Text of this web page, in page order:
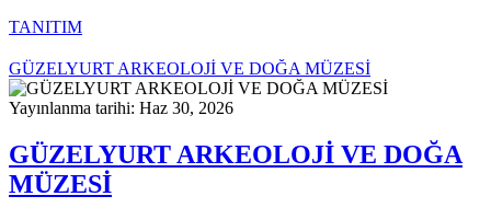
TANITIM
GÜZELYURT ARKEOLOJİ VE DOĞA MÜZESİ
Yayınlanma tarihi: Haz 30, 2026
GÜZELYURT ARKEOLOJİ VE DOĞA
MÜZESİ